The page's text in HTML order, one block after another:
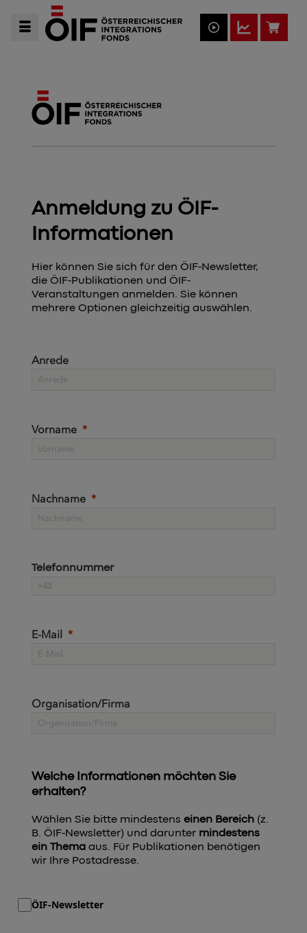
Anmeldung zu ÖIF-
Informationen
Hier können Sie sich für den ÖIF-Newsletter,
die ÖIF-Publikationen und ÖIF-
Veranstaltungen anmelden. Sie können
mehrere Optionen gleichzeitig auswählen.
Anrede
Vorname
Nachname
Telefonnummer
E-Mail
Organisation/Firma
Welche Informationen möchten Sie
erhalten?
Wählen Sie bitte mindestens einen Bereich (z.
B. ÖIF-Newsletter) und darunter mindestens
ein Thema aus. Für Publikationen benötigen
wir Ihre Postadresse.
ÖIF-Newsletter